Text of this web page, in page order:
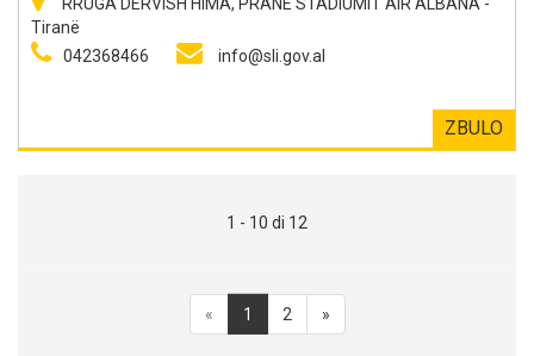
Tiranë
042368466
info@sli.gov.al
ZBULO
1 - 10 di 12
« 1 2 »